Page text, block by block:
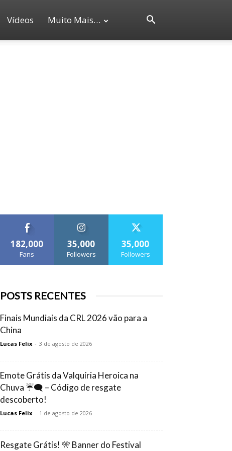
Vídeos Muito Mais…
182,000
Fans
35,000
Followers
35,000
Followers
POSTS RECENTES
Finais Mundiais da CRL 2026 vão para a
China
Lucas Felix - 3 de agosto de 2026
Emote Grátis da Valquíria Heroica na
Chuva ☔🗨️ – Código de resgate
descoberto!
Lucas Felix - 1 de agosto de 2026
Resgate Grátis! 🎌 Banner do Festival